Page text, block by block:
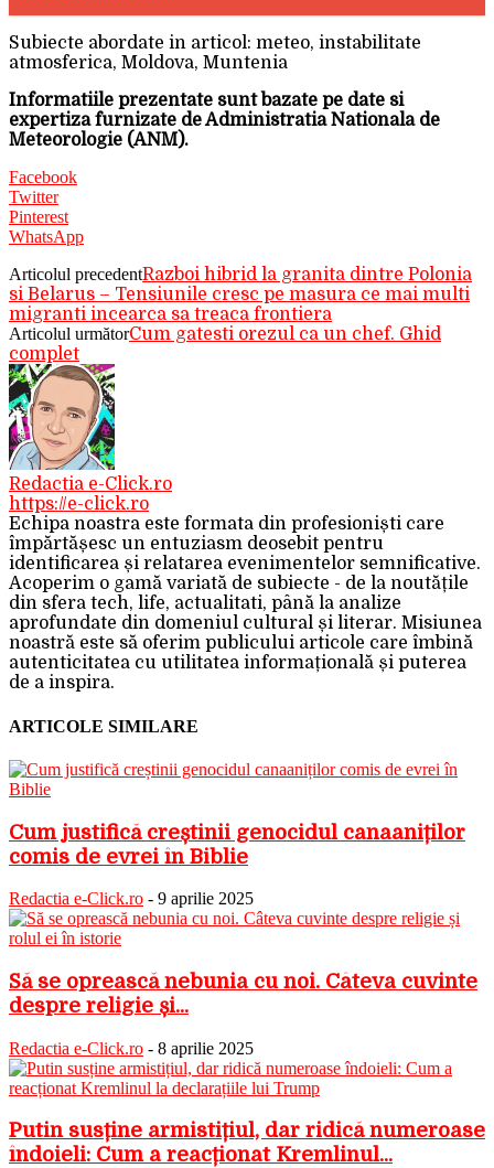
Subiecte abordate in articol: meteo, instabilitate
atmosferica, Moldova, Muntenia
Informatiile prezentate sunt bazate pe date si
expertiza furnizate de Administratia Nationala de
Meteorologie (ANM).
Facebook
Twitter
Pinterest
WhatsApp
Articolul precedentRazboi hibrid la granita dintre Polonia
si Belarus – Tensiunile cresc pe masura ce mai multi
migranti incearca sa treaca frontiera
Articolul următorCum gatesti orezul ca un chef. Ghid
complet
Redactia e-Click.ro
https://e-click.ro
Echipa noastra este formata din profesioniști care
împărtășesc un entuziasm deosebit pentru
identificarea și relatarea evenimentelor semnificative.
Acoperim o gamă variată de subiecte - de la noutățile
din sfera tech, life, actualitati, până la analize
aprofundate din domeniul cultural și literar. Misiunea
noastră este să oferim publicului articole care îmbină
autenticitatea cu utilitatea informațională și puterea
de a inspira.
ARTICOLE SIMILARE
Cum justifică creștinii genocidul canaaniților
comis de evrei în Biblie
Redactia e-Click.ro - 9 aprilie 2025
Să se oprească nebunia cu noi. Câteva cuvinte
despre religie și...
Redactia e-Click.ro - 8 aprilie 2025
Putin susține armistițiul, dar ridică numeroase
îndoieli: Cum a reacționat Kremlinul...